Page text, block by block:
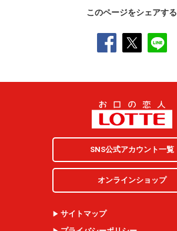
このページをシェアする
SNS公式アカウント一覧
オンラインショップ
サイトマップ